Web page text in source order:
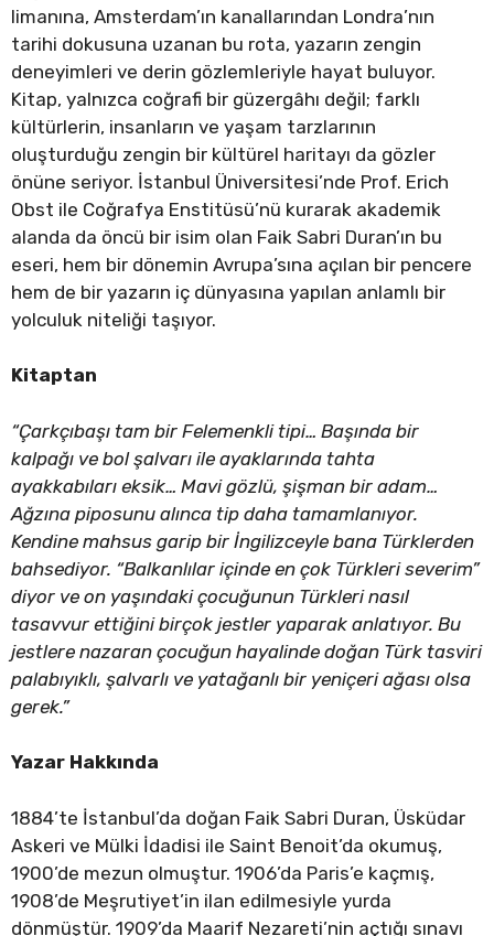
limanına, Amsterdam’ın kanallarından Londra’nın
tarihi dokusuna uzanan bu rota, yazarın zengin
deneyimleri ve derin gözlemleriyle hayat buluyor.
Kitap, yalnızca coğrafi bir güzergâhı değil; farklı
kültürlerin, insanların ve yaşam tarzlarının
oluşturduğu zengin bir kültürel haritayı da gözler
önüne seriyor. İstanbul Üniversitesi’nde Prof. Erich
Obst ile Coğrafya Enstitüsü’nü kurarak akademik
alanda da öncü bir isim olan Faik Sabri Duran’ın bu
eseri, hem bir dönemin Avrupa’sına açılan bir pencere
hem de bir yazarın iç dünyasına yapılan anlamlı bir
yolculuk niteliği taşıyor.
Kitaptan
“Çarkçıbaşı tam bir Felemenkli tipi… Başında bir
kalpağı ve bol şalvarı ile ayaklarında tahta
ayakkabıları eksik… Mavi gözlü, şişman bir adam…
Ağzına piposunu alınca tip daha tamamlanıyor.
Kendine mahsus garip bir İngilizceyle bana Türklerden
bahsediyor. “Balkanlılar içinde en çok Türkleri severim”
diyor ve on yaşındaki çocuğunun Türkleri nasıl
tasavvur ettiğini birçok jestler yaparak anlatıyor. Bu
jestlere nazaran çocuğun hayalinde doğan Türk tasviri
palabıyıklı, şalvarlı ve yatağanlı bir yeniçeri ağası olsa
gerek.”
Yazar Hakkında
1884’te İstanbul’da doğan Faik Sabri Duran, Üsküdar
Askeri ve Mülki İdadisi ile Saint Benoit’da okumuş,
1900’de mezun olmuştur. 1906’da Paris’e kaçmış,
1908’de Meşrutiyet’in ilan edilmesiyle yurda
dönmüştür. 1909’da Maarif Nezareti’nin açtığı sınavı